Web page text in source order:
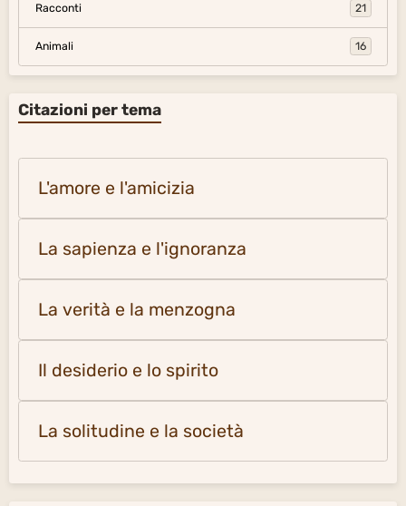
Racconti 21
Animali 16
Citazioni per tema
L'amore e l'amicizia
La sapienza e l'ignoranza
La verità e la menzogna
Il desiderio e lo spirito
La solitudine e la società